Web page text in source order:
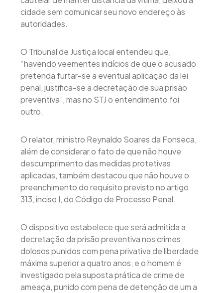
cidade sem comunicar seu novo endereço às
autoridades.
O Tribunal de Justiça local entendeu que,
“havendo veementes indícios de que o acusado
pretenda furtar-se a eventual aplicação da lei
penal, justifica-se a decretação de sua prisão
preventiva”, mas no STJ o entendimento foi
outro.
O relator, ministro Reynaldo Soares da Fonseca,
além de considerar o fato de que não houve
descumprimento das medidas protetivas
aplicadas, também destacou que não houve o
preenchimento do requisito previsto no artigo
313, inciso I, do Código de Processo Penal.
O dispositivo estabelece que será admitida a
decretação da prisão preventiva nos crimes
dolosos punidos com pena privativa de liberdade
máxima superior a quatro anos, e o homem é
investigado pela suposta prática de crime de
ameaça, punido com pena de detenção de um a